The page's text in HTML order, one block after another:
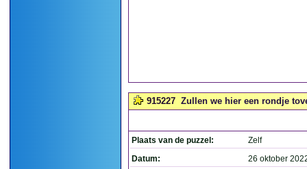
915227 Zullen we hier een rondje
Plaats van de puzzel:
Zelf
Datum:
26 oktober